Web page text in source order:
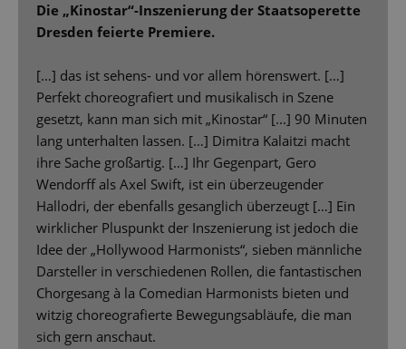
Die „Kinostar“-Inszenierung der Staatsoperette
Dresden feierte Premiere.
[…] das ist sehens- und vor allem hörenswert. […]
Perfekt choreografiert und musikalisch in Szene
gesetzt, kann man sich mit „Kinostar“ [...] 90 Minuten
lang unterhalten lassen. […] Dimitra Kalaitzi macht
ihre Sache großartig. […] Ihr Gegenpart, Gero
Wendorff als Axel Swift, ist ein überzeugender
Hallodri, der ebenfalls gesanglich überzeugt […] Ein
wirklicher Pluspunkt der Inszenierung ist jedoch die
Idee der „Hollywood Harmonists“, sieben männliche
Darsteller in verschiedenen Rollen, die fantastischen
Chorgesang à la Comedian Harmonists bieten und
witzig choreografierte Bewegungsabläufe, die man
sich gern anschaut.